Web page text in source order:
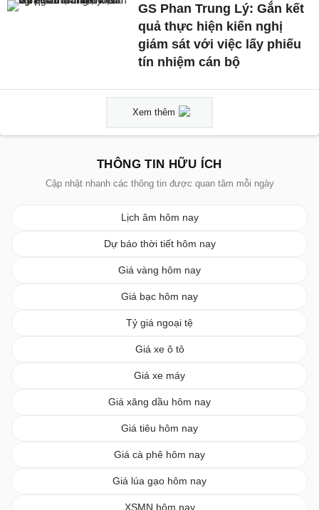
GS Phan Trung Lý: Gắn kết
quả thực hiện kiến nghị
giám sát với việc lấy phiếu
tín nhiệm cán bộ
Xem thêm
THÔNG TIN HỮU ÍCH
Cập nhật nhanh các thông tin được quan tâm mỗi ngày
Lịch âm hôm nay
Dự báo thời tiết hôm nay
Giá vàng hôm nay
Giá bạc hôm nay
Tỷ giá ngoại tệ
Giá xe ô tô
Giá xe máy
Giá xăng dầu hôm nay
Giá tiêu hôm nay
Giá cà phê hôm nay
Giá lúa gạo hôm nay
XSMN hôm nay